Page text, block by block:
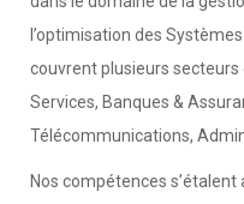
l’optimisation des
couvrent plusieurs secteurs
Services, Banques &
Télécommunications,
Nos compétences